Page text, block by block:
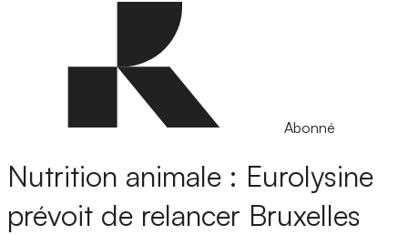
Abonné
Nutrition animale : Eurolysine
prévoit de relancer Bruxelles